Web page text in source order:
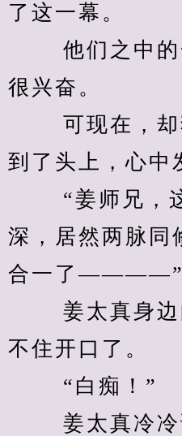
了这一幕。
他们之中的
很兴奋。
可现在，却
到了头上，心中
“姜师兄，这
深，居然两脉同
合一了————”
姜太真身边
不住开口了。
“白痴！”
姜太真冷冷